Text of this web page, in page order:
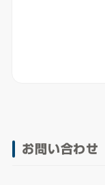
お問い合わせ